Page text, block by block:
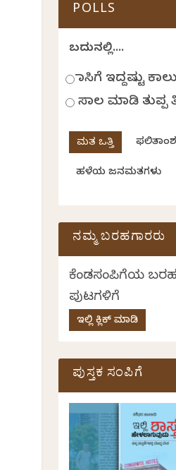
POLLS
ಬದುಕಿನಲ್ಲಿ....
ಹಾಸಿಗೆ ಇದ್ದಷ್ಟು
ಸಾಲ ಮಾಡಿ ತುಪ್ಪ
ಫಲಿತಾಂಶ
ಹಳೆಯ ಜನಮತಗಳು
ನಮ್ಮ ಬರಹಗಾರರು
ಕೆಂಡಸಂಪಿಗೆಯ
ಪುಟಗಳಿಗೆ
ಇಲ್ಲಿ ಕ್ಲಿಕ್ ಮಾಡಿ
ಪುಸ್ತಕ ಸಂಪಿಗೆ